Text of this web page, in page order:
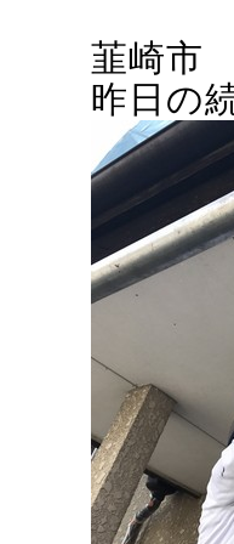
韮崎市
昨日の